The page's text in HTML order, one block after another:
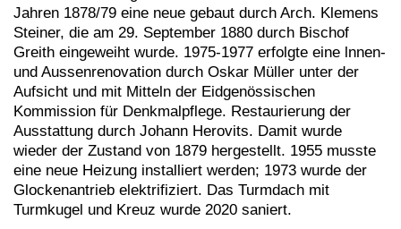
Jahren 1878/79 eine neue gebaut durch Arch. Klemens
Steiner, die am 29. September 1880 durch Bischof
Greith eingeweiht wurde. 1975-1977 erfolgte eine lnnen-
und Aussenrenovation durch Oskar Müller unter der
Aufsicht und mit Mitteln der Eidgenössischen
Kommission für Denkmalpflege. Restaurierung der
Ausstattung durch Johann Herovits. Damit wurde
wieder der Zustand von 1879 hergestellt. 1955 musste
eine neue Heizung installiert werden; 1973 wurde der
Glockenantrieb elektrifiziert. Das Turmdach mit
Turmkugel und Kreuz wurde 2020 saniert.